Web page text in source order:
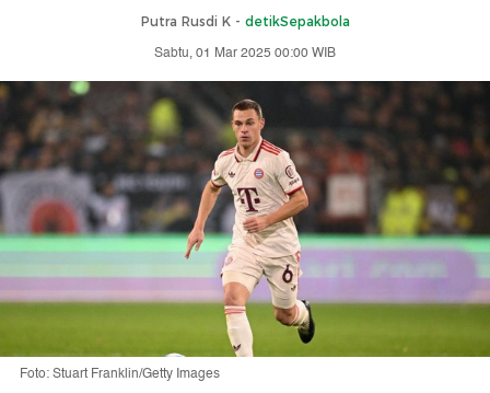
Putra Rusdi K - detikSepakbola
Sabtu, 01 Mar 2025 00:00 WIB
Foto: Stuart Franklin/Getty Images